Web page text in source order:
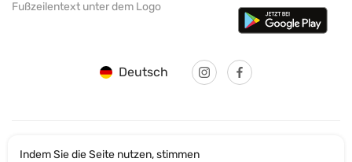
Fußzeilentext unter dem Logo
Deutsch
Indem Sie die Seite nutzen, stimmen